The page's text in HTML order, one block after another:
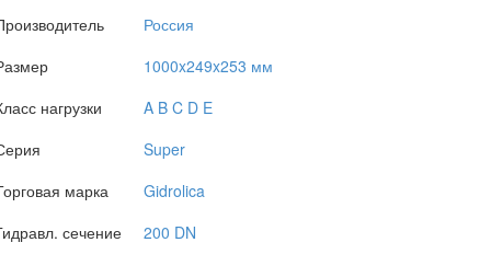
Россия
1000x249x253 мм
нагрузки
A B C D E
Super
марка
Gidrolica
сечение
200 DN